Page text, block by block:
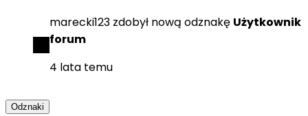
marecki123 zdobył nową odznakę Użytkownik
forum
4 lata temu
Odznaki